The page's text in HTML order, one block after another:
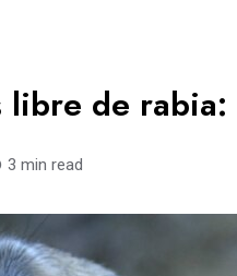
de rabia:
3 min read